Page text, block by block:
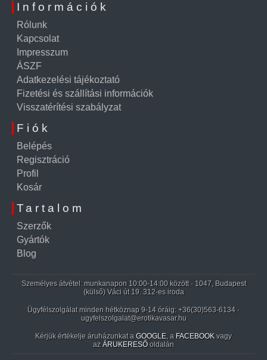
Információk
Rólunk
Kapcsolat
Impresszum
ÁSZF
Adatkezelési tájékoztató
Fizetési és szállítási információk
Visszatérítési szabályzat
Fiók
Belépés
Regisztráció
Profil
Kosár
Tartalom
Szerzők
Gyártók
Blog
Személyes átvétel: munkanapon 10:00-14:00 között · 1047, Budapest
(külső) Váci út 19. 312-es iroda
Ügyfélszolgálat minden hétköznap 9-14 óráig: +36(30)563-6134 ·
ugyfelszolgalat@erotikavasar.hu
Kérjük értékelje áruházunkat a GOOGLE, a FACEBOOK vagy
az ÁRUKERESŐ oldalán